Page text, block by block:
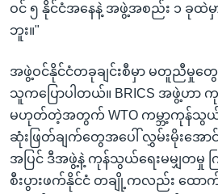
ဝင် ၅ နိုင်ငံအနေနဲ့ အဖွဲ့အစည်း ၁ ခုထဲမှာ
ဘူး။"
အဖွဲ့ဝင်နိုင်ငံတခုချင်းစီမှာ မတူညီမှုတွ
သူကပြောပါတယ်။ BRICS အဖွဲ့ဟာ
မဟုတ်တဲ့အတွက် WTO ကမ္ဘာ့ကုန်သွယ်
ဆုံးဖြတ်ချက်တွေအပေါ် လွှမ်းမိုးအောင်
အပြင် ဒီအဖွဲ့နဲ့ ကုန်သွယ်ရေးမမျှတမှု က
စီးပွားဖက်နိုင်ငံ တချို့ကလည်း ထောက်